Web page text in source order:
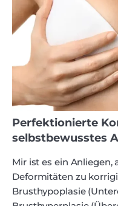
Perfektionierte
selbstbewusstes
Mir ist es ein
Deformitäten zu
Brusthypoplasie